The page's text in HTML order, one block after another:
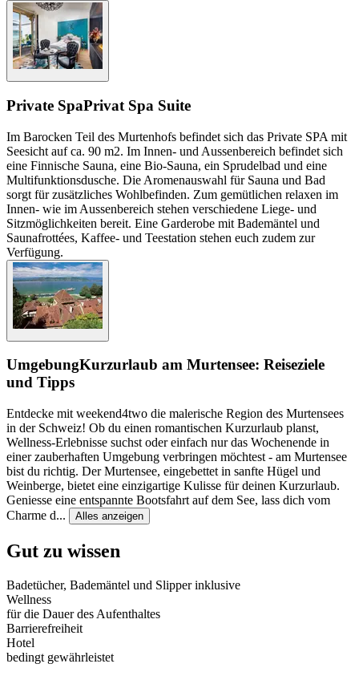
Private SpaPrivat Spa Suite
Im Barocken Teil des Murtenhofs befindet sich das Private SPA mit
Seesicht auf ca. 90 m2. Im Innen- und Aussenbereich befindet sich
eine Finnische Sauna, eine Bio-Sauna, ein Sprudelbad und eine
Multifunktionsdusche. Die Aromenauswahl für Sauna und Bad
sorgt für zusätzliches Wohlbefinden. Zum gemütlichen relaxen im
Innen- wie im Aussenbereich stehen verschiedene Liege- und
Sitzmöglichkeiten bereit. Eine Garderobe mit Bademäntel und
Saunafrottées, Kaffee- und Teestation stehen euch zudem zur
Verfügung.
UmgebungKurzurlaub am Murtensee: Reiseziele
und Tipps
Entdecke mit weekend4two die malerische Region des Murtensees
in der Schweiz! Ob du einen romantischen Kurzurlaub planst,
Wellness-Erlebnisse suchst oder einfach nur das Wochenende in
einer zauberhaften Umgebung verbringen möchtest - am Murtensee
bist du richtig. Der Murtensee, eingebettet in sanfte Hügel und
Weinberge, bietet eine einzigartige Kulisse für deinen Kurzurlaub.
Geniesse eine entspannte Bootsfahrt auf dem See, lass dich vom
Charme d... Alles anzeigen
Gut zu wissen
Badetücher, Bademäntel und Slipper inklusive
Wellness
für die Dauer des Aufenthaltes
Barrierefreiheit
Hotel
bedingt gewährleistet